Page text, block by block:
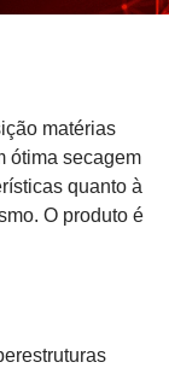
matérias
ótima secagem
quanto à
O produto é